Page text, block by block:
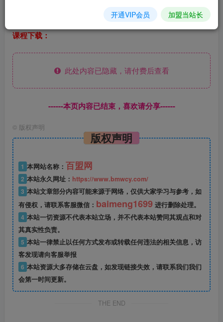
走，公司提供工位和工作餐
课程下载：
此处内容已隐藏，请付费后查看
------本页内容已结束，喜欢请分享------
© 版权声明
版权声明
1 本网站名称： 百盟网
2 本站永久网址： https://www.bmwcy.com/
3 本站文章部分内容可能来源于网络，仅供大家学习与参考，如
有侵权，请联系客服微信： baimeng1699 进行删除处理。
4 本站一切资源不代表本站立场，并不代表本站赞同其观点和对
其真实性负责。
5 本站一律禁止以任何方式发布或转载任何违法的相关信息，访
客发现请向客服举报
6 本站资源大多存储在云盘，如发现链接失效，请联系我们我们
会第一时间更新。
THE END
开通VIP会员 加盟当站长